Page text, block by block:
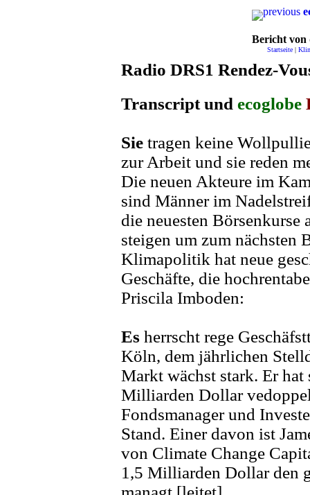
previous
Bericht von
Startseite |
Radio DRS1 Rendez-
Transcript und ecoglobe
Sie tragen keine
zur Arbeit und sie reden
Die neuen Akteure im
sind Männer im
die neuesten
steigen um zum nächsten
Klimapolitik hat neue
Geschäfte, die
Priscila Imboden:
Es herrscht rege
Köln, dem jährlichen
Markt wächst stark. Er
Milliarden Dollar
Fondsmanager und
Stand. Einer davon ist
von Climate Change
1,5 Milliarden Dollar den